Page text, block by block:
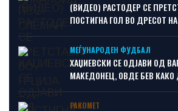
(ВИДЕО) РАСТОДЕР СЕ
ПОСТИГНА ГОЛ ВО ДРЕСОТ
МЕЃУНАРОДЕН ФУДБАЛ
ХАЏИЕВСКИ СЕ ОДЈАВИ ОД
МАКЕДОНЕЦ, ОВДЕ БЕВ
РАКОМЕТ